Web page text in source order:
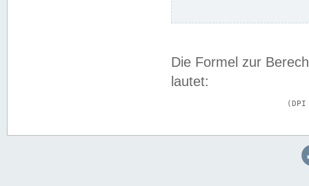
Die Formel zur
lautet: